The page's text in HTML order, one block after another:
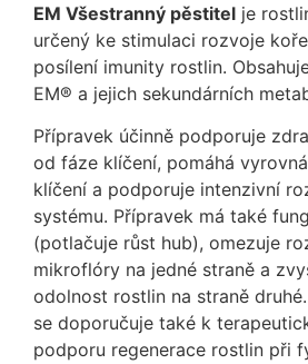
EM Všestranný pěstitel je
určený ke stimulaci rozvoje
posílení imunity rostlin.
EM® a jejich sekundárních
Přípravek účinně podporuje
od fáze klíčení, pomáhá
klíčení a podporuje intenzivní
systému. Přípravek má také
(potlačuje růst hub), omezuje
mikroflóry na jedné straně a
odolnost rostlin na straně
se doporučuje také k
podporu regenerace rostlin při